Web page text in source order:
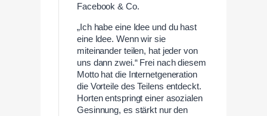
Facebook & Co.
„Ich habe eine Idee und du hast
eine Idee. Wenn wir sie
miteinander teilen, hat jeder von
uns dann zwei.“ Frei nach diesem
Motto hat die Internetgeneration
die Vorteile des Teilens entdeckt.
Horten entspringt einer asozialen
Gesinnung, es stärkt nur den